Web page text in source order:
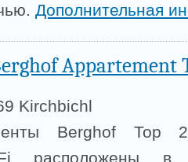
Дополнительная
Appartement
Kirchbichl
Berghof
Fi расположены в